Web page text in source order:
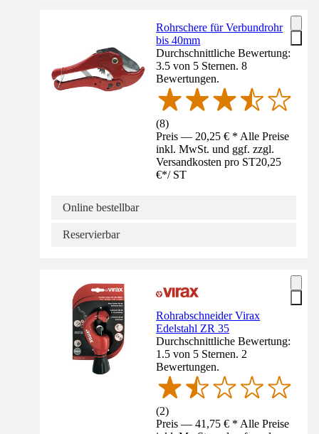
Rohrschere für Verbundrohr
bis 40mm
Durchschnittliche Bewertung:
3.5 von 5 Sternen. 8
Bewertungen.
(8)
Preis — 20,25 € * Alle Preise
inkl. MwSt. und ggf. zzgl.
Versandkosten pro ST20,25
€*/ ST
Online bestellbar
Reservierbar
Rohrabschneider Virax
Edelstahl ZR 35
Durchschnittliche Bewertung:
1.5 von 5 Sternen. 2
Bewertungen.
(2)
Preis — 41,75 € * Alle Preise